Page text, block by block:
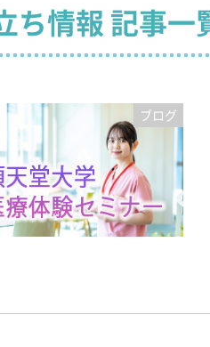
ち情報 記事一
ブログ